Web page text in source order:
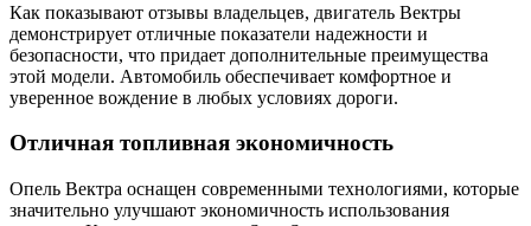
Как показывают отзывы владельцев, двигатель Вектры
демонстрирует отличные показатели надежности и
безопасности, что придает дополнительные преимущества
этой модели. Автомобиль обеспечивает комфортное и
уверенное вождение в любых условиях дороги.
Отличная топливная экономичность
Опель Вектра оснащен современными технологиями, которые
значительно улучшают экономичность использования